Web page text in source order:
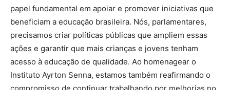
papel fundamental em apoiar e promover iniciativas que
beneficiam a educação brasileira. Nós, parlamentares,
precisamos criar políticas públicas que ampliem essas
ações e garantir que mais crianças e jovens tenham
acesso à educação de qualidade. Ao homenagear o
Instituto Ayrton Senna, estamos também reafirmando o